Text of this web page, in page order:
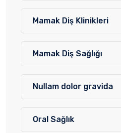
Mamak Diş Klinikleri
Mamak Diş Sağlığı
Nullam dolor gravida
Oral Sağlık